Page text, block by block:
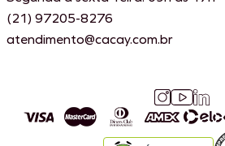
(21) 97205-8276
atendimento@cacay.com.br